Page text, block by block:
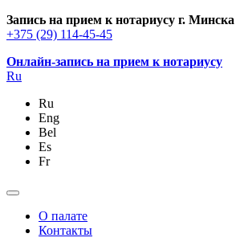
Запись на прием к нотариусу г. Минска
+375 (29) 114-45-45
Онлайн-запись на прием к нотариусу
Ru
Ru
Eng
Bel
Es
Fr
О палате
Контакты